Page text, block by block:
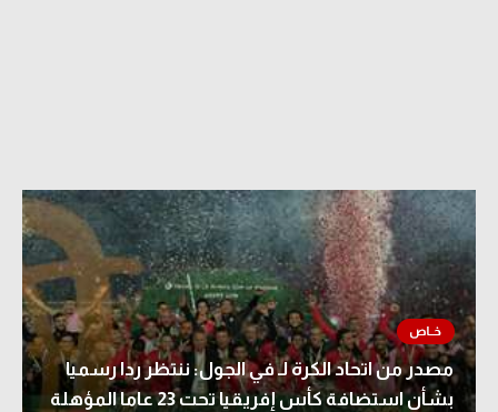
مصدر من اتحاد الكرة لـ في الجول: ننتظر ردا رسميا
بشأن استضافة كأس إفريقيا تحت 23 عاما المؤهلة